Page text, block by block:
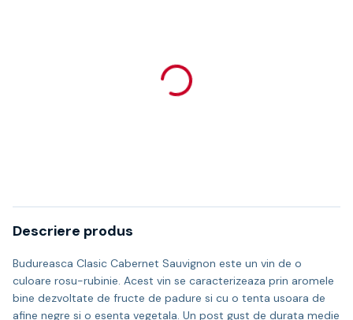
Descriere produs
Budureasca Clasic Cabernet Sauvignon este un vin de o
culoare rosu-rubinie. Acest vin se caracterizeaza prin aromele
bine dezvoltate de fructe de padure si cu o tenta usoara de
afine negre si o esenta vegetala. Un post gust de durata medie